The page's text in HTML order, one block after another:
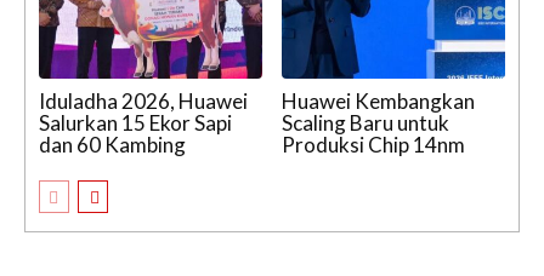
Iduladha 2026, Huawei
Salurkan 15 Ekor Sapi
dan 60 Kambing
Huawei Kembangkan
Scaling Baru untuk
Produksi Chip 14nm